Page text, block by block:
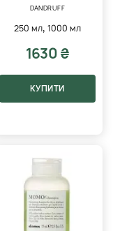
DANDRUFF
250 мл, 1000 мл
1630 ₴
КУПИТИ